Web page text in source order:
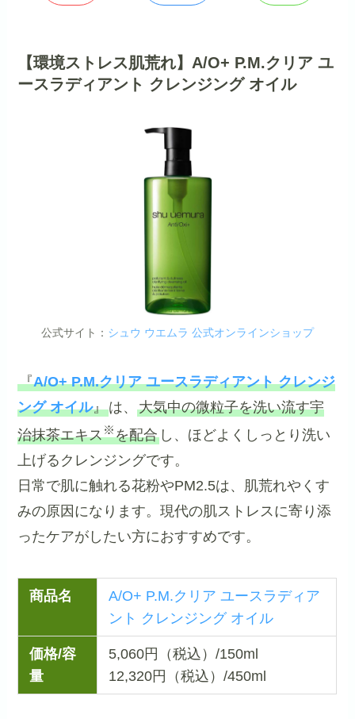
【環境ストレス肌荒れ】A/O+ P.M.クリア ユ
ースラディアント クレンジング オイル
公式サイト： シュウ ウエムラ 公式オンラインショップ
『A/O+ P.M.クリア ユースラディアント クレンジ
ング オイル』は、大気中の微粒子を洗い流す宇
治抹茶エキス※を配合 し、ほどよくしっとり洗い
上げるクレンジングです。
日常で肌に触れる花粉やPM2.5は、肌荒れやくす
みの原因になります。現代の肌ストレスに寄り添
ったケアがしたい方におすすめです。
商品名
A/O+ P.M.クリア ユースラディア
ント クレンジング オイル
価格/容
量
5,060円（税込）/150ml
12,320円（税込）/450ml